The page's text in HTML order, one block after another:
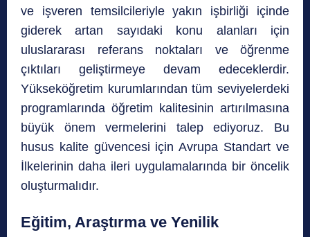
ve işveren temsilcileriyle yakın işbirliği içinde
giderek artan sayıdaki konu alanları için
uluslararası referans noktaları ve öğrenme
çıktıları geliştirmeye devam edeceklerdir.
Yükseköğretim kurumlarından tüm seviyelerdeki
programlarında öğretim kalitesinin artırılmasına
büyük önem vermelerini talep ediyoruz. Bu
husus kalite güvencesi için Avrupa Standart ve
İlkelerinin daha ileri uygulamalarında bir öncelik
oluşturmalıdır.
Eğitim, Araştırma ve Yenilik